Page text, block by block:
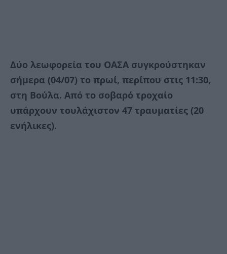
Δύο λεωφορεία του ΟΑΣΑ συγκρούστηκαν
σήμερα (04/07) το πρωί, περίπου στις 11:30,
στη Βούλα. Από το σοβαρό τροχαίο
υπάρχουν τουλάχιστον 47 τραυματίες (20
ενήλικες).